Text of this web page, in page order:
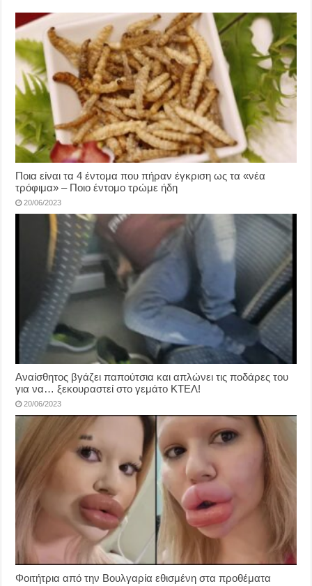
Ποια είναι τα 4 έντομα που πήραν έγκριση ως τα «νέα
τρόφιμα» – Ποιο έντομο τρώμε ήδη
20/06/2023
Αναίσθητος βγάζει παπούτσια και απλώνει τις ποδάρες του
για να… ξεκουραστεί στο γεμάτο ΚΤΕΛ!
20/06/2023
Φοιτήτρια από την Βουλγαρία εθισμένη στα προθέματα